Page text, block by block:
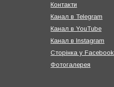
Контакти
Канал в Telegram
Канал в YouTube
Канал в Instagram
Сторінка у Facebook
Фотогалерея